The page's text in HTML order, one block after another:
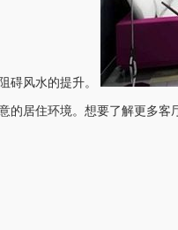
碍风水的提升。
居住环境。想要了解更多